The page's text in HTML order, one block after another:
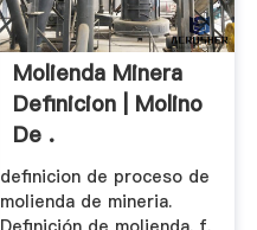
Molienda Minera
Definicion | Molino
De .
definicion de proceso de
molienda de mineria.